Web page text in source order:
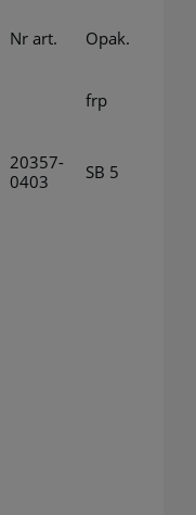
Nr art. Opak.
frp
20357-
0403
SB 5